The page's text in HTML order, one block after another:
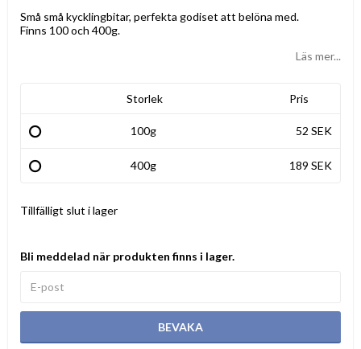
Små små kycklingbitar, perfekta godiset att belöna med.
Finns 100 och 400g.
Läs mer...
Storlek Pris
100g 52 SEK
400g 189 SEK
Tillfälligt slut i lager
Bli meddelad när produkten finns i lager.
BEVAKA